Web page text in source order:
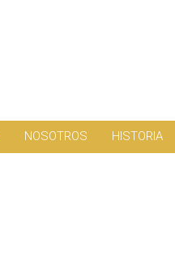
NOSOTROS HISTORIA